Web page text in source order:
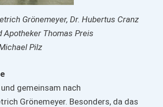
Grönemeyer, Dr. Hubertus Cranz
Thomas Preis
Pilz
gemeinsam nach
Grönemeyer. Besonders, da das